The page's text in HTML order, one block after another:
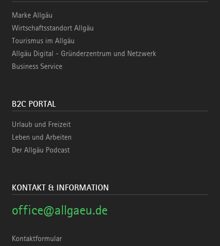
Marke Allgäu
Wirtschaftsstandort Allgäu
Tourismus im Allgäu
Allgäu Digital - Gründerzentrum und Netzwerk
Business Service
B2C PORTAL
Urlaub und Freizeit
Leben und Arbeiten
Der Allgäu Podcast
KONTAKT & INFORMATION
office@allgaeu.de
Kontaktformular